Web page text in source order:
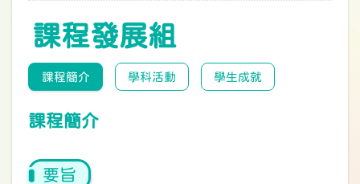
課程發展組
課程簡介 學科活動 學生成就
課程簡介
要旨